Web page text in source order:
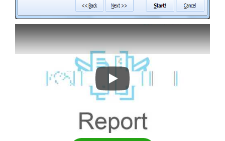
How to delete blank pages in PDF